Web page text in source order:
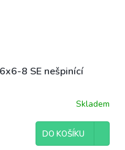
8 SE nešpinící
Skladem
DO KOŠÍKU